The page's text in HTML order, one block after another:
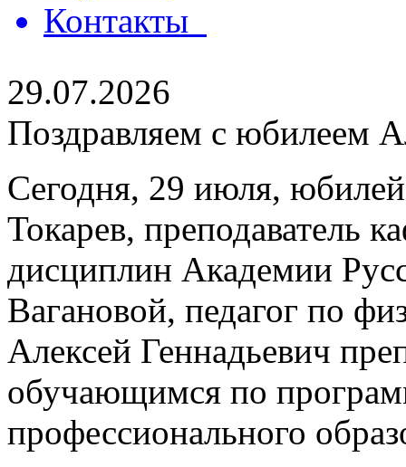
Контакты
29.07.2026
Поздравляем с юбилеем
Сегодня, 29 июля,
Токарев, преподаватель
дисциплин Академии
Вагановой, педагог по
Алексей Геннадьевич
обучающимся по
профессионального